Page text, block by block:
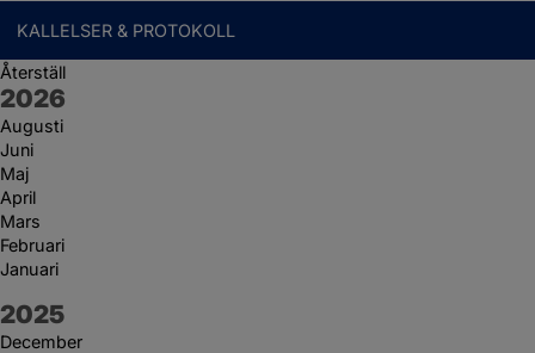
KALLELSER & PROTOKOLL
Återställ
År:
2026
Augusti
Juni
Maj
April
Mars
Februari
Januari
År:
2025
December